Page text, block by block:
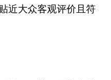
近大众客观评价且符